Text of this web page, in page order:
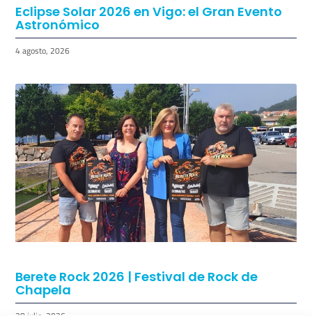
Eclipse Solar 2026 en Vigo: el Gran Evento
Astronómico
4 agosto, 2026
Berete Rock 2026 | Festival de Rock de
Chapela